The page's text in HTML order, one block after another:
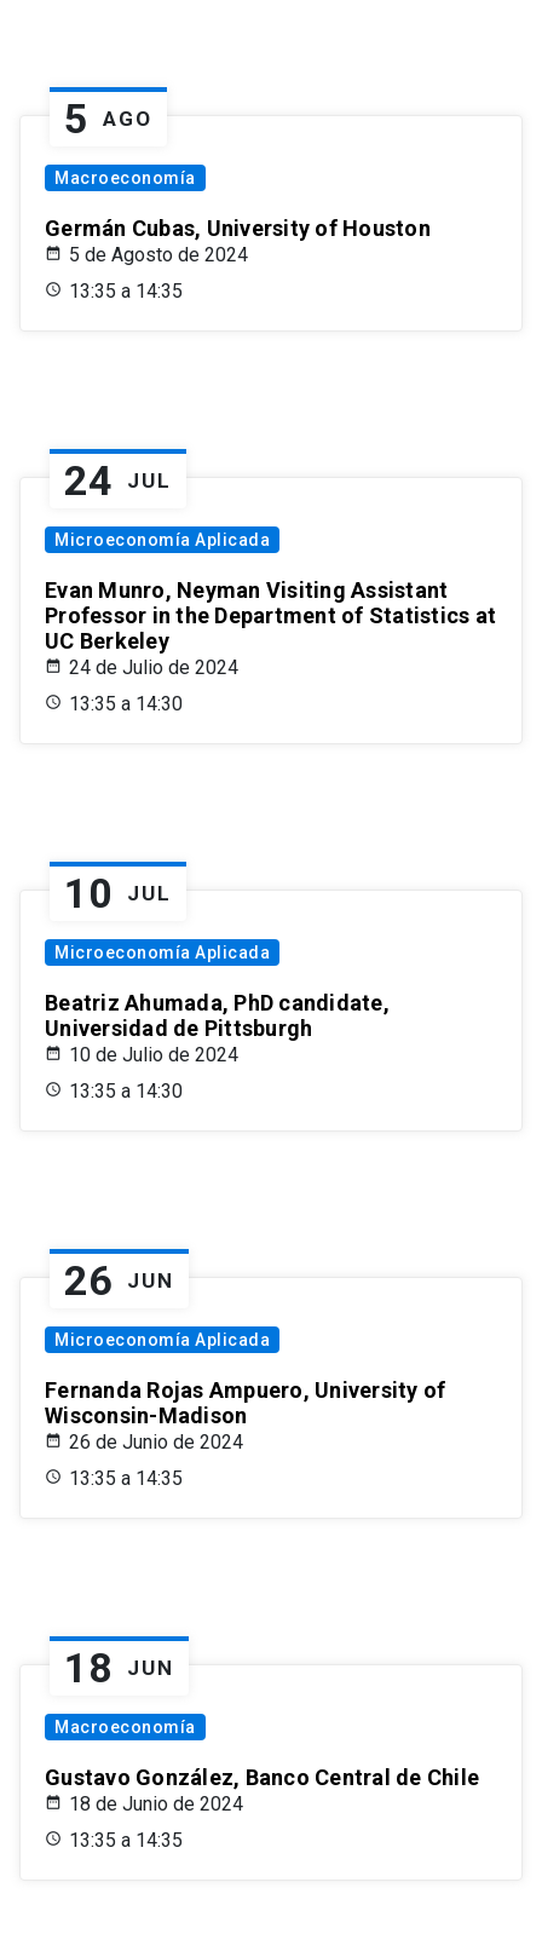
5 AGO
Macroeconomía
Germán Cubas, University of Houston
5 de Agosto de 2024
13:35 a 14:35
24 JUL
Microeconomía Aplicada
Evan Munro, Neyman Visiting Assistant
Professor in the Department of Statistics at
UC Berkeley
24 de Julio de 2024
13:35 a 14:30
10 JUL
Microeconomía Aplicada
Beatriz Ahumada, PhD candidate,
Universidad de Pittsburgh
10 de Julio de 2024
13:35 a 14:30
26 JUN
Microeconomía Aplicada
Fernanda Rojas Ampuero, University of
Wisconsin-Madison
26 de Junio de 2024
13:35 a 14:35
18 JUN
Macroeconomía
Gustavo González, Banco Central de Chile
18 de Junio de 2024
13:35 a 14:35